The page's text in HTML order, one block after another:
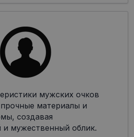
мужских очков
материалы и
создавая
и мужественный облик.